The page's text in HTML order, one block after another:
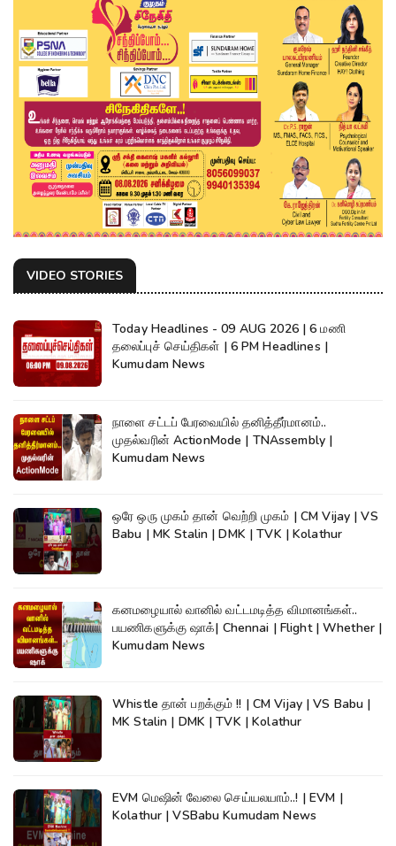
VIDEO STORIES
Today Headlines - 09 AUG 2026 | 6 மணி
தலைப்புச் செய்திகள் | 6 PM Headlines |
Kumudam News
நாளை சட்டப் பேரவையில் தனித்தீர்மானம்..
முதல்வரின் ActionMode | TNAssembly |
Kumudam News
ஒரே ஒரு முகம் தான் வெற்றி முகம் | CM Vijay | VS
Babu | MK Stalin | DMK | TVK | Kolathur
கனமழையால் வானில் வட்டமடித்த விமானங்கள்..
பயணிகளுக்கு ஷாக்| Chennai | Flight | Whether |
Kumudam News
Whistle தான் பறக்கும் !! | CM Vijay | VS Babu |
MK Stalin | DMK | TVK | Kolathur
EVM மெஷின் வேலை செய்யலயாம்..! | EVM |
Kolathur | VSBabu Kumudam News